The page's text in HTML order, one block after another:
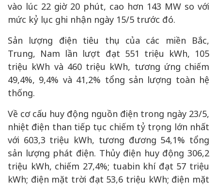
vào lúc 22 giờ 20 phút, cao hơn 143 MW so với
mức kỷ lục ghi nhận ngày 15/5 trước đó.
Sản lượng điện tiêu thụ của các miền Bắc,
Trung, Nam lần lượt đạt 551 triệu kWh, 105
triệu kWh và 460 triệu kWh, tương ứng chiếm
49,4%, 9,4% và 41,2% tổng sản lượng toàn hệ
thống.
Về cơ cấu huy động nguồn điện trong ngày 23/5,
nhiệt điện than tiếp tục chiếm tỷ trọng lớn nhất
với 603,3 triệu kWh, tương đương 54,1% tổng
sản lượng phát điện. Thủy điện huy động 306,2
triệu kWh, chiếm 27,4%; tuabin khí đạt 57 triệu
kWh; điện mặt trời đạt 53,6 triệu kWh; điện mặt